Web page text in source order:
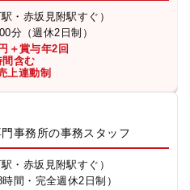
・赤坂見附駅すぐ）
分（週休2日制）
＋賞与年2回
含む
上連動制
事務所の事務スタッフ
・赤坂見附駅すぐ）
間・完全週休2日制）